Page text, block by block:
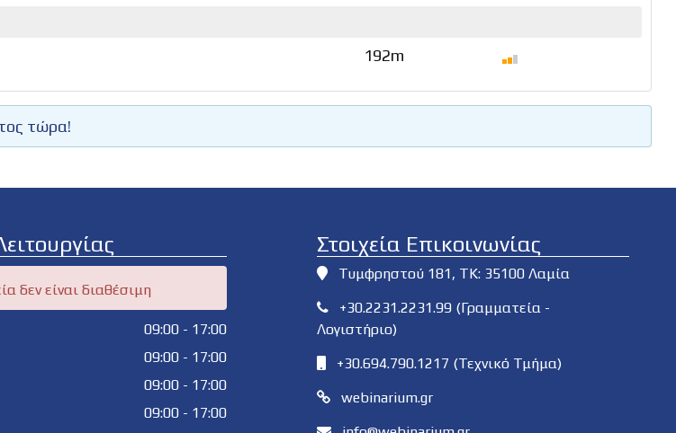
192m
τώρα!
δεν είναι διαθέσιμη
09:00 - 17:00
09:00 - 17:00
09:00 - 17:00
09:00 - 17:00
Στοιχεία Επικοινωνίας
Τυμφρηστού 181, ΤΚ: 35100 Λαμία
+30.2231.2231.99 (Γραμματεία -
Λογιστήριο)
+30.694.790.1217 (Τεχνικό Τμήμα)
webinarium.gr